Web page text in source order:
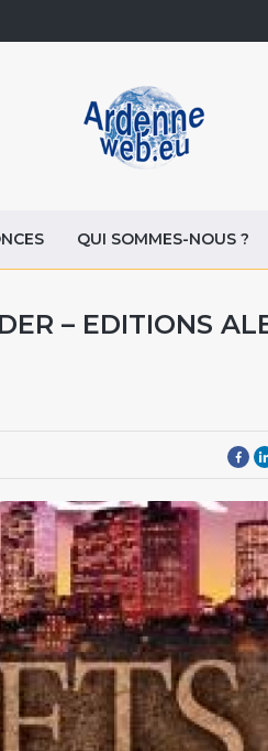
QUI SOMMES-NOUS ?
– EDITIONS